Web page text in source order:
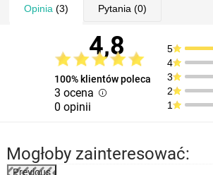
Opinia (3) Pytania (0)
4,8
100% klientów poleca
3 ocena
0 opinii
5
4
3
2
1
Mogłoby zainteresować:
Previous